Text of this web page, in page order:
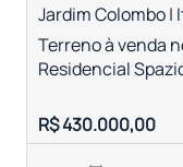
Jardim Colombo |
Terreno à venda
Residencial
R$ 430.000,00